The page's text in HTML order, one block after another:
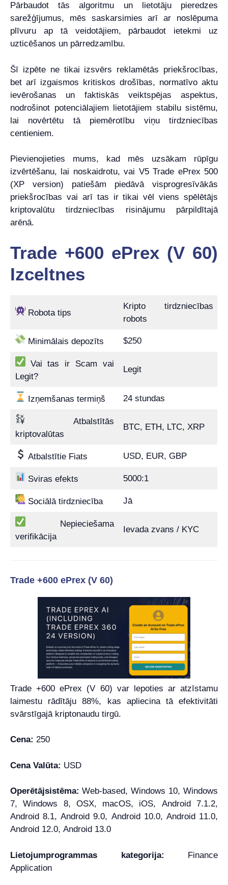
Pārbaudot tās algoritmu un lietotāju pieredzes
sarežģījumus, mēs saskarsimies arī ar noslēpuma
plīvuru ap tā veidotājiem, pārbaudot ietekmi uz
uzticēšanos un pārredzamību.
Šī izpēte ne tikai izsvērs reklamētās priekšrocības,
bet arī izgaismos kritiskos drošības, normatīvo aktu
ievērošanas un faktiskās veiktspējas aspektus,
nodrošinot potenciālajiem lietotājiem stabilu sistēmu,
lai novērtētu tā piemērotību viņu tirdzniecības
centieniem.
Pievienojieties mums, kad mēs uzsākam rūpīgu
izvērtēšanu, lai noskaidrotu, vai V5 Trade ePrex 500
(XP version) patiešām piedāvā visprogresīvākās
priekšrocības vai arī tas ir tikai vēl viens spēlētājs
kriptovalūtu tirdzniecības risinājumu pārpildītajā
arēnā.
Trade +600 ePrex (V 60)
Izceltnes
Robota tips
Kripto tirdzniecības
robots
Minimālais depozīts $250
Vai tas ir Scam vai
Legit?
Legit
Izņemšanas termiņš 24 stundas
kriptovalūtas
BTC, ETH, LTC, XRP
Atbalstītie Fiats USD, EUR, GBP
Sviras efekts 5000:1
Sociālā tirdzniecība Jā
Nepieciešama
verifikācija
Ievada zvans / KYC
Trade +600 ePrex (V 60)
Trade +600 ePrex (V 60) var lepoties ar atzīstamu
laimestu rādītāju 88%, kas apliecina tā efektivitāti
svārstīgajā kriptonaudu tirgū.
Cena: 250
Cena Valūta: USD
Operētājsistēma: Web-based, Windows 10, Windows
7, Windows 8, OSX, macOS, iOS, Android 7.1.2,
Android 8.1, Android 9.0, Android 10.0, Android 11.0,
Android 12.0, Android 13.0
Lietojumprogrammas kategorija: Finance
Application